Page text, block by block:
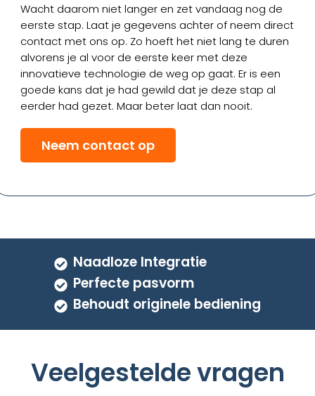
Wacht daarom niet langer en zet vandaag nog de
eerste stap. Laat je gegevens achter of neem direct
contact met ons op. Zo hoeft het niet lang te duren
alvorens je al voor de eerste keer met deze
innovatieve technologie de weg op gaat. Er is een
goede kans dat je had gewild dat je deze stap al
eerder had gezet. Maar beter laat dan nooit.
Neem contact op
Naadloze Integratie
Perfecte pasvorm
Behoudt originele bediening
Veelgestelde vragen